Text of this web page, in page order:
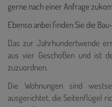
gerne nach einer Anfrage
Ebenso anbei finden Sie die
Das zur Jahrhundertwende
aus vier Geschoßen und ist
zuzuordnen.
Die Wohnungen sind
ausgerichtet, die Seitenflügel